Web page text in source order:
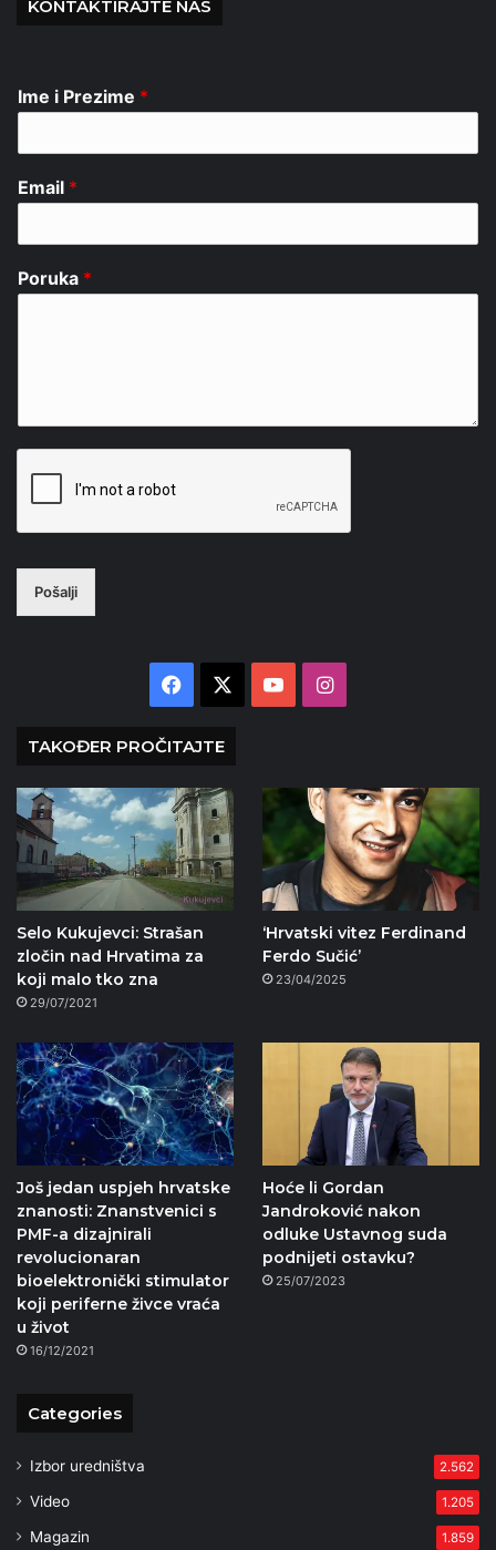
KONTAKTIRAJTE NAS
Ime i Prezime *
Email *
Poruka *
Pošalji
Facebook YouTubeInstagram
TAKOĐER PROČITAJTE
Selo Kukujevci: Strašan
zločin nad Hrvatima za
koji malo tko zna
29/07/2021
‘Hrvatski vitez Ferdinand
Ferdo Sučić’
23/04/2025
Još jedan uspjeh hrvatske
znanosti: Znanstvenici s
PMF-a dizajnirali
revolucionaran
bioelektronički stimulator
koji periferne živce vraća
u život
16/12/2021
Hoće li Gordan
Jandroković nakon
odluke Ustavnog suda
podnijeti ostavku?
25/07/2023
Categories
Izbor uredništva 2.562
Video 1.205
Magazin 1.859